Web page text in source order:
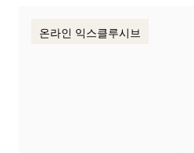
온라인 익스클루시브